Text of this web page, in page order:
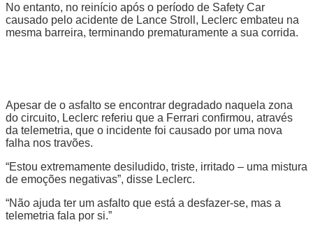
No entanto, no reinício após o período de Safety Car
causado pelo acidente de Lance Stroll, Leclerc embateu na
mesma barreira, terminando prematuramente a sua corrida.
Apesar de o asfalto se encontrar degradado naquela zona
do circuito, Leclerc referiu que a Ferrari confirmou, através
da telemetria, que o incidente foi causado por uma nova
falha nos travões.
“Estou extremamente desiludido, triste, irritado – uma mistura
de emoções negativas”, disse Leclerc.
“Não ajuda ter um asfalto que está a desfazer-se, mas a
telemetria fala por si.”